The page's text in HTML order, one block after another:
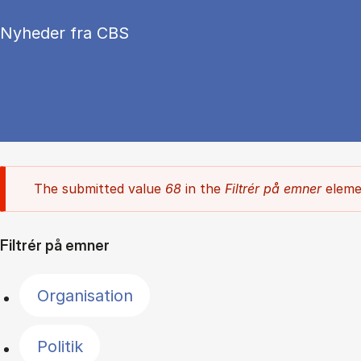
Nyheder fra CBS
The submitted value 68 in the Filtrér på emner
Filtrér på emner
Organisation
Politik